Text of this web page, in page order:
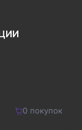
0покупок